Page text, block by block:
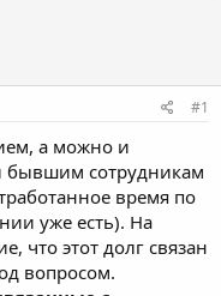
#1
а можно и
бывшим сотрудникам
время по
уже есть). На
что этот долг связан
вопросом.